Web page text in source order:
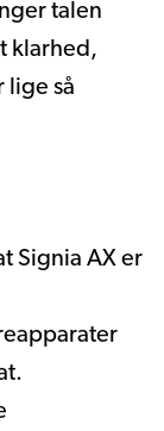
talen
klarhed,
lige så
Signia AX er